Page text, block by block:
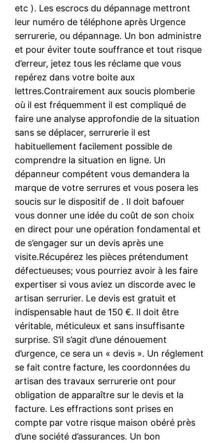
etc ). Les escrocs du dépannage mettront
leur numéro de téléphone après Urgence
serrurerie, ou dépannage. Un bon administre
et pour éviter toute souffrance et tout risque
d’erreur, jetez tous les réclame que vous
repérez dans votre boite aux
lettres.Contrairement aux soucis plomberie
où il est fréquemment il est compliqué de
faire une analyse approfondie de la situation
sans se déplacer, serrurerie il est
habituellement facilement possible de
comprendre la situation en ligne. Un
dépanneur compétent vous demandera la
marque de votre serrures et vous posera les
soucis sur le dispositif de . Il doit bafouer
vous donner une idée du coût de son choix
en direct pour une opération fondamental et
de s’engager sur un devis après une
visite.Récupérez les pièces prétendument
défectueuses; vous pourriez avoir à les faire
expertiser si vous aviez un discorde avec le
artisan serrurier. Le devis est gratuit et
indispensable haut de 150 €. Il doit être
véritable, méticuleux et sans insuffisante
surprise. S’il s’agit d’une dénouement
d’urgence, ce sera un « devis ». Un réglement
se fait contre facture, les coordonnées du
artisan des travaux serrurerie ont pour
obligation de apparaître sur le devis et la
facture. Les effractions sont prises en
compte par votre risque maison obéré près
d’une société d’assurances. Un bon